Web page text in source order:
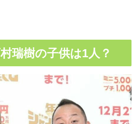
瑞樹の子供は1人？